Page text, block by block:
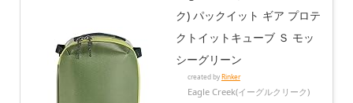
ク) パックイット ギア プロテ
クトイットキューブ Ｓ モッ
シーグリーン
created byRinker
Eagle Creek(イーグルクリーク)